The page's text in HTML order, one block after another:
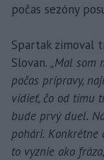
počas sezóny
Spartak zimoval
Slovan. „Mal som
počas prípravy,
vidieť, čo od tímu
bude prvý duel.
pohári. Konkrétne
to vyznie ako